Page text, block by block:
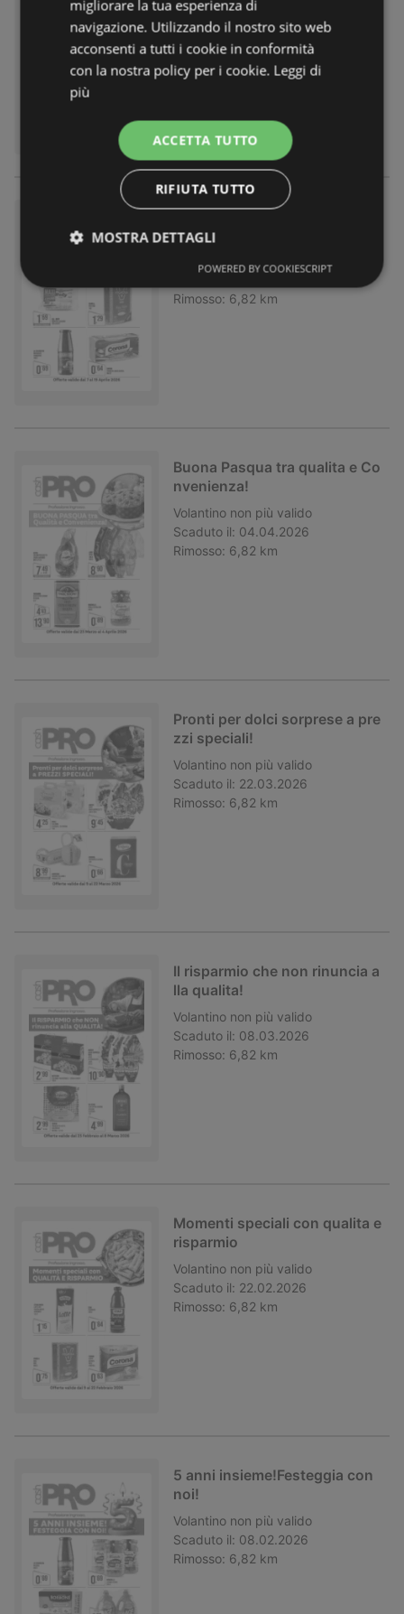
Volantino non più valido
Scaduto il: 03.05.2026
Rimosso: 6,82 km
mperdibili!
Rimosso: 6,82 km
Buona Pasqua tra qualita e Co
nvenienza!
Volantino non più valido
Scaduto il: 04.04.2026
Rimosso: 6,82 km
Pronti per dolci sorprese a pre
zzi speciali!
Volantino non più valido
Scaduto il: 22.03.2026
Rimosso: 6,82 km
Il risparmio che non rinuncia a
lla qualita!
Volantino non più valido
Scaduto il: 08.03.2026
Rimosso: 6,82 km
Momenti speciali con qualita e
risparmio
Volantino non più valido
Scaduto il: 22.02.2026
Rimosso: 6,82 km
5 anni insieme!Festeggia con
noi!
Volantino non più valido
Scaduto il: 08.02.2026
Rimosso: 6,82 km
migliorare la tua esperienza di
navigazione. Utilizzando il nostro sito web
acconsenti a tutti i cookie in conformità
con la nostra policy per i cookie. Leggi di
più
ACCETTA TUTTO
RIFIUTA TUTTO
MOSTRA DETTAGLI
POWERED BY COOKIESCRIPT